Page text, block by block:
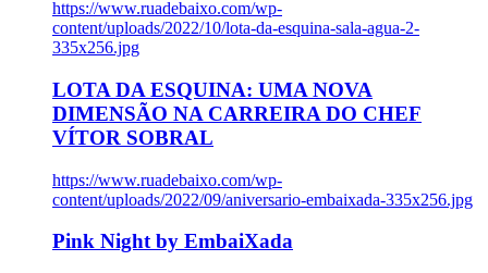
https://www.ruadebaixo.com/wp-
content/uploads/2022/10/lota-da-esquina-sala-agua-2-
335x256.jpg
LOTA DA ESQUINA: UMA NOVA
DIMENSÃO NA CARREIRA DO CHEF
VÍTOR SOBRAL
https://www.ruadebaixo.com/wp-
content/uploads/2022/09/aniversario-embaixada-335x256.jpg
Pink Night by EmbaiXada